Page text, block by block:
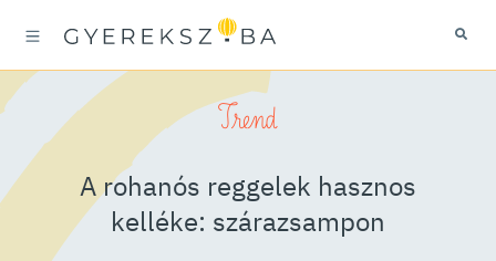
Trend
A rohanós reggelek hasznos
kelléke: szárazsampon